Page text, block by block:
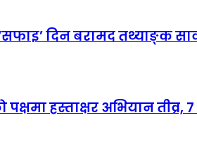
दिन बरामद तथ्याङ्क
हस्ताक्षर अभियान तीव्र,